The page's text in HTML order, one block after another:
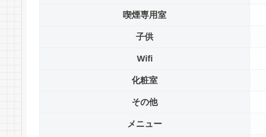
喫煙専用室
子供
Wifi
化粧室
その他
メニュー